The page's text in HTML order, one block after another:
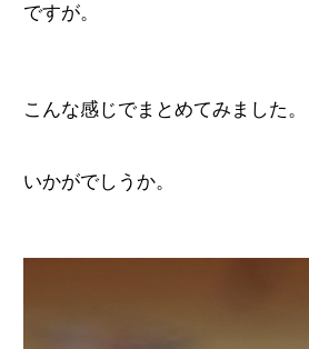
ですが。
こんな感じでまとめてみました。
いかがでしうか。